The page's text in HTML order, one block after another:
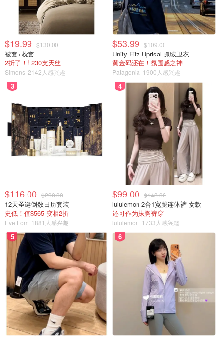
棋盘鱼，红色的鱼在水下超美～
石头鱼？
$19.99 $130.00
被套+枕套
2折了！! 230支天丝
Simons 2142人感兴趣
$53.99 $109.00
Unity Fitz Uprisal 抓绒卫衣
黄金码还在！氛围感之神
Patagonia 1900人感兴趣
3
$116.00 $290.00
12天圣诞倒数日历套装
史低！值$565 变相2折
Eve Lom 1881人感兴趣
4
$99.00 $148.00
lululemon 2合1宽腿连体裤 女款
还可作为抹胸裤穿
lululemon 1733人感兴趣
5 6